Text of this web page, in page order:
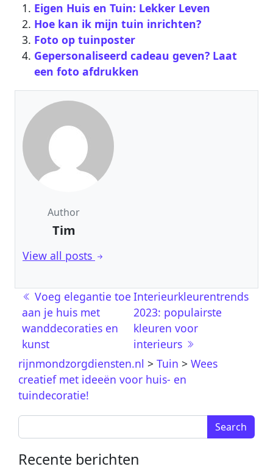
Eigen Huis en Tuin: Lekker Leven
Hoe kan ik mijn tuin inrichten?
Foto op tuinposter
Gepersonaliseerd cadeau geven? Laat
een foto afdrukken
Author
Tim
View all posts
Berichtnavigatie
Voeg elegantie toe
aan je huis met
wanddecoraties en
kunst
Interieurkleurentrends
2023: populairste
kleuren voor
interieurs
rijnmondzorgdiensten.nl > Tuin > Wees
creatief met ideeën voor huis- en
tuindecoratie!
Search for:
Recente berichten